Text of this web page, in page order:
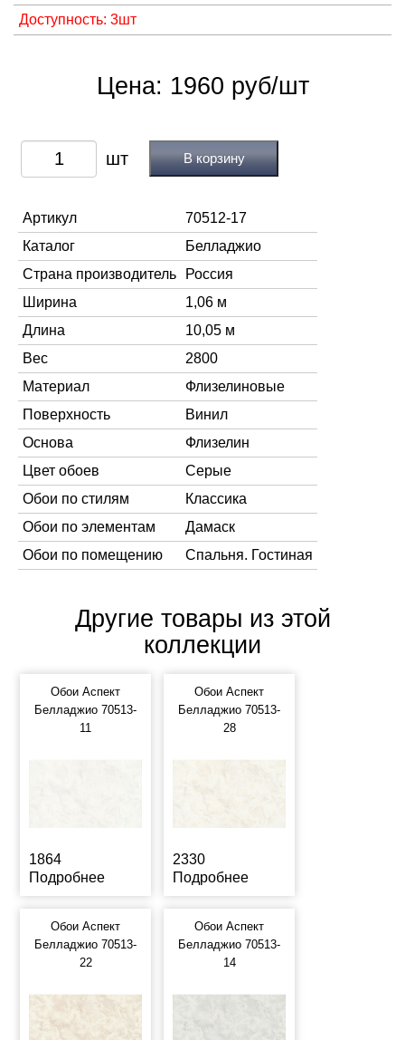
Доступность: 3шт
Цена: 1960 руб/шт
В корзину
Артикул
70512-17
Каталог
Белладжио
Страна производитель
Россия
Ширина
1,06 м
Длина
10,05 м
Вес
2800
Материал
Флизелиновые
Поверхность
Винил
Основа
Флизелин
Цвет обоев
Серые
Обои по стилям
Классика
Обои по элементам
Дамаск
Обои по помещению
Спальня. Гостиная
Другие товары из этой
коллекции
Обои Аспект
Белладжио 70513-
11
1864
Подробнее
Обои Аспект
Белладжио 70513-
28
2330
Подробнее
Обои Аспект
Белладжио 70513-
22
Обои Аспект
Белладжио 70513-
14